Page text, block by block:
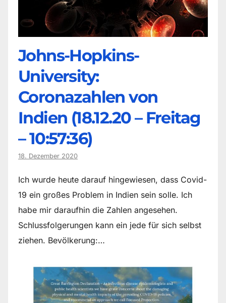
Johns-Hopkins-
University:
Coronazahlen von
Indien (18.12.20 – Freitag
– 10:57:36)
18. Dezember 2020
Ich wurde heute darauf hingewiesen, dass Covid-
19 ein großes Problem in Indien sein solle. Ich
habe mir daraufhin die Zahlen angesehen.
Schlussfolgerungen kann ein jede für sich selbst
ziehen. Bevölkerung:…